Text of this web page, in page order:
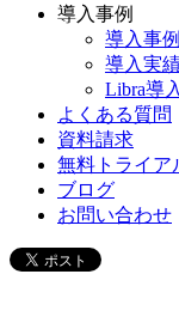
導入事例
導入事例
導入実
Libra導
よくある質問
資料請求
無料トライア
ブログ
お問い合わせ